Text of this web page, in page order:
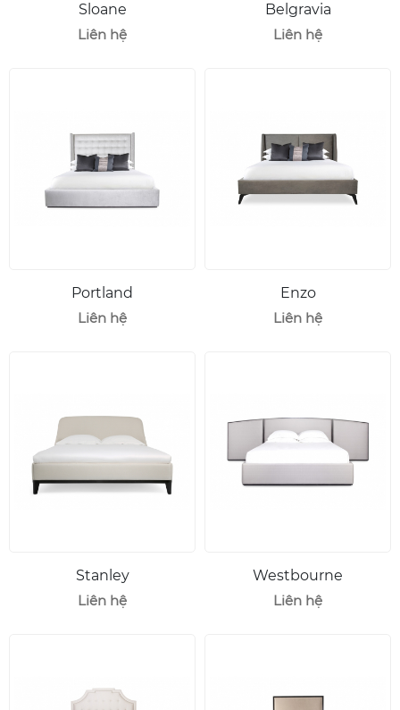
Sloane
Liên hệ
Belgravia
Liên hệ
Portland
Liên hệ
Enzo
Liên hệ
Stanley
Liên hệ
Westbourne
Liên hệ